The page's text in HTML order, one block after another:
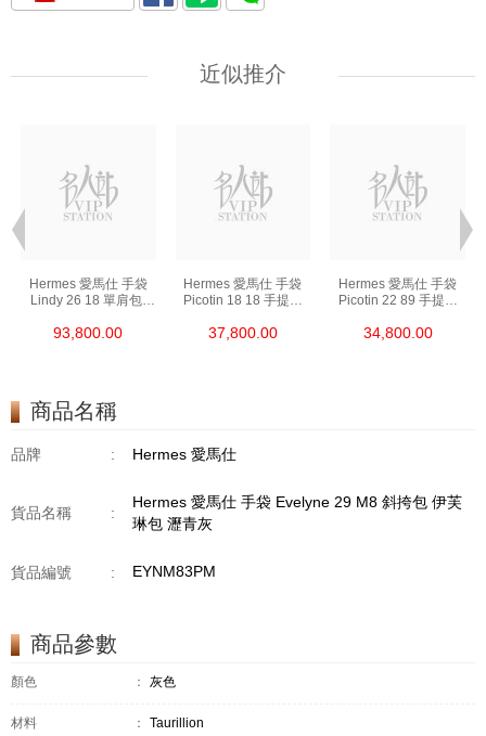
近似推介
Hermes 愛馬仕 手袋
Lindy 26 18 單肩包/
93,800.00
Hermes 愛馬仕 手袋
Picotin 18 18 手提包
37,800.00
Hermes 愛馬仕 手袋
Picotin 22 89 手提包
34,800.00
商品名稱
品牌 : Hermes 愛馬仕
貨品名稱 :
Hermes 愛馬仕 手袋 Evelyne 29 M8 斜挎包 伊芙
琳包 瀝青灰
貨品編號 : EYNM83PM
商品參數
顏色 ： 灰色
材料 ： Taurillion